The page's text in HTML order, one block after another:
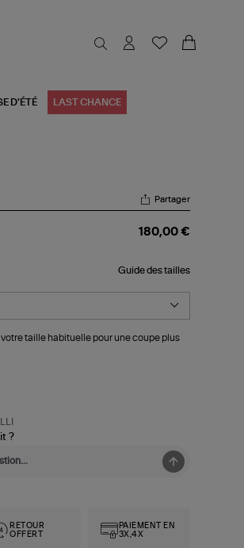
D'ÉTÉ LAST CHANCE
Partager
180,00 €
Guide des tailles
taille habituelle pour une coupe plus
?
RETOUR
OFFERT
PAIEMENT EN
3X,4X